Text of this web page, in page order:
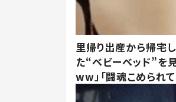
里帰り出産から帰宅
た“ベビーベッド”を
ww」「闘魂こめられ